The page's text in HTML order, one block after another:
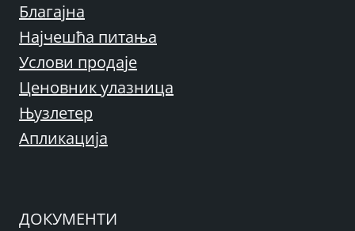
Благајна
Најчешћа питања
Услови продаје
Ценовник улазница
Њузлетер
Апликација
ДОКУМЕНТИ